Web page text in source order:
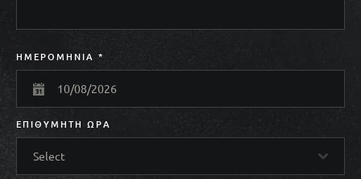
ΗΜΕΡΟΜΗΝΊΑ *
ΕΠΙΘΥΜΗΤΉ ΏΡΑ
Select